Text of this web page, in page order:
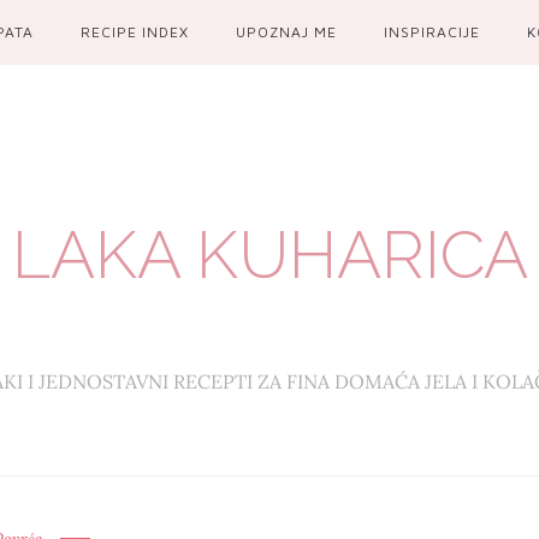
RECIPE INDEX UPOZNAJ ME INSPIRACIJE
LAKA KUHARICA
I JEDNOSTAVNI RECEPTI ZA FINA DOMAĆA JELA I